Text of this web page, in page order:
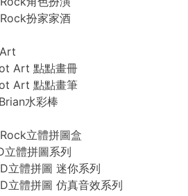
扮家家酒
Art 點點畫冊
Art 點點畫筆
水彩棒
立體拼圖盒
體拼圖系列
立體拼圖 迷你系列
立體拼圖 仿真音效系列